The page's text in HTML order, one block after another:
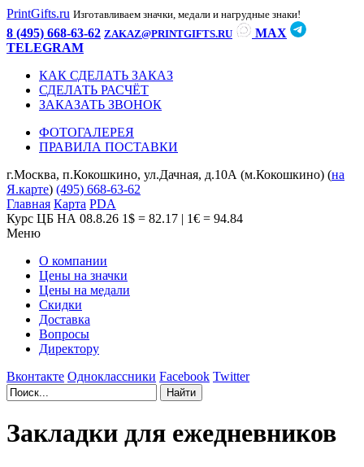
PrintGifts.ru Изготавливаем значки, медали и нагрудные знаки!
8 (495) 668-63-62 ZAKAZ@PRINTGIFTS.RU
MAX
TELEGRAM
КАК СДЕЛАТЬ ЗАКАЗ
СДЕЛАТЬ РАСЧЁТ
ЗАКАЗАТЬ ЗВОНОК
ФОТОГАЛЕРЕЯ
ПРАВИЛА ПОСТАВКИ
г.Москва, п.Кокошкино, ул.Дачная, д.10А (м.Кокошкино) (на
Я.карте) (495) 668-63-62
Главная Карта PDA
Курс ЦБ НА 08.8.26 1$ = 82.17 | 1€ = 94.84
Меню
О компании
Цены на значки
Цены на медали
Скидки
Доставка
Вопросы
Директору
Вконтакте Одноклассники Facebook Twitter
Закладки для ежедневников